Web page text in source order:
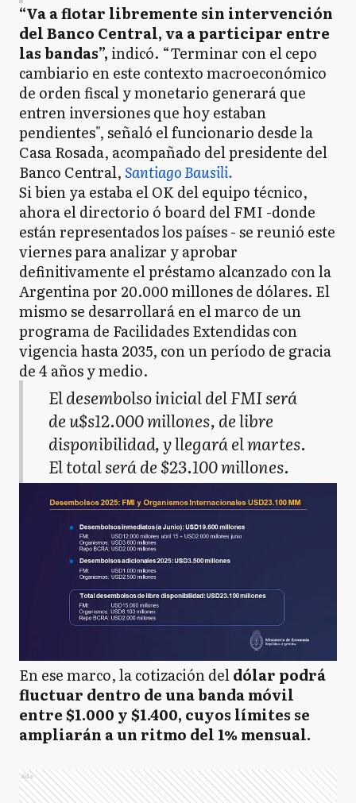
“Va a flotar libremente sin intervención
del Banco Central, va a participar entre
las bandas”, indicó. “Terminar con el cepo
cambiario en este contexto macroeconómico
de orden fiscal y monetario generará que
entren inversiones que hoy estaban
pendientes", señaló el funcionario desde la
Casa Rosada, acompañado del presidente del
Banco Central,Santiago Bausili.
Si bien ya estaba el OK del equipo técnico,
ahora el directorio ó board del FMI -donde
están representados los países - se reunió este
viernes para analizar y aprobar
definitivamente el préstamo alcanzado con la
Argentina por 20.000 millones de dólares. El
mismo se desarrollará en el marco de un
programa de Facilidades Extendidas con
vigencia hasta 2035, con un período de gracia
de 4 años y medio.
El desembolso inicial del FMI será
de u$s12.000 millones, de libre
disponibilidad, y llegará el martes.
El total será de $23.100 millones.
En ese marco, la cotización deldólar podrá
fluctuar dentro de una banda móvil
entre $1.000 y $1.400, cuyos límites se
ampliarán a un ritmo del 1% mensual.
Ads